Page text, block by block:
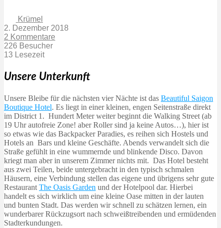
Krümel
2. Dezember 2018
2 Kommentare
226 Besucher
13 Lesezeit
Unsere Unterkunft
Unsere Bleibe für die nächsten vier Nächte ist das Beautiful Saigon
Boutique Hotel. Es liegt in einer kleinen, engen Seitenstraße direkt
im District 1. Hundert Meter weiter beginnt die Walking Street (ab
19 Uhr autofreie Zone! aber Roller sind ja keine Autos…), hier ist
so etwas wie das Backpacker Paradies, es reihen sich Hostels und
Hotels an Bars und kleine Geschäfte. Abends verwandelt sich die
Straße gefühlt in eine wummernde und blinkende Disco. Davon
kriegt man aber in unserem Zimmer nichts mit. Das Hotel besteht
aus zwei Teilen, beide untergebracht in den typisch schmalen
Häusern, eine Verbindung stellen das eigene und übrigens sehr gute
Restaurant The Oasis Garden und der Hotelpool dar. Hierbei
handelt es sich wirklich um eine kleine Oase mitten in der lauten
und bunten Stadt. Das werden wir schnell zu schätzen lernen, ein
wunderbarer Rückzugsort nach schweißtreibenden und ermüdenden
Stadterkundungen.